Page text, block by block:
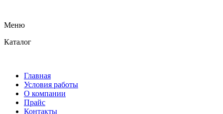
Меню
Каталог
Главная
Условия работы
О компании
Прайс
Контакты